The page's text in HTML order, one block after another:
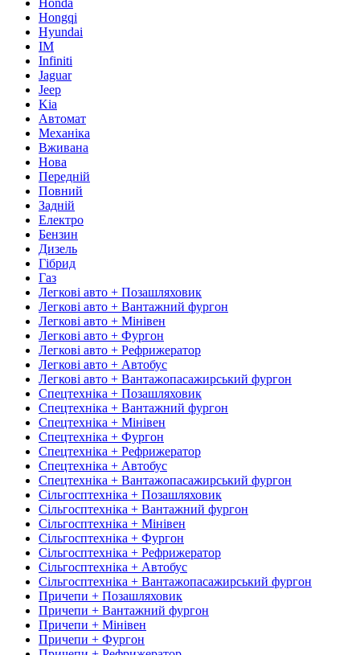
Hongqi
Hyundai
IM
Infiniti
Jaguar
Jeep
Kia
Автомат
Механіка
Вживана
Нова
Передній
Повний
Задній
Електро
Бензин
Дизель
Гібрид
Газ
Легкові авто + Позашляховик
Легкові авто + Вантажний фургон
Легкові авто + Мінівен
Легкові авто + Фургон
Легкові авто + Рефрижератор
Легкові авто + Автобус
Легкові авто + Вантажопасажирський фургон
Спецтехніка + Позашляховик
Спецтехніка + Вантажний фургон
Спецтехніка + Мінівен
Спецтехніка + Фургон
Спецтехніка + Рефрижератор
Спецтехніка + Автобус
Спецтехніка + Вантажопасажирський фургон
Сільгосптехніка + Позашляховик
Сільгосптехніка + Вантажний фургон
Сільгосптехніка + Мінівен
Сільгосптехніка + Фургон
Сільгосптехніка + Рефрижератор
Сільгосптехніка + Автобус
Сільгосптехніка + Вантажопасажирський фургон
Причепи + Позашляховик
Причепи + Вантажний фургон
Причепи + Мінівен
Причепи + Фургон